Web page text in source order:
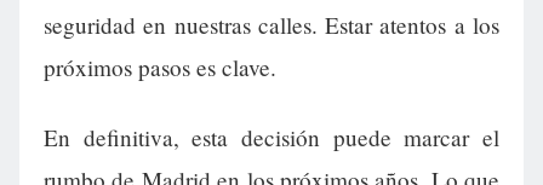
seguridad en nuestras calles. Estar atentos a los
próximos pasos es clave.
En definitiva, esta decisión puede marcar el